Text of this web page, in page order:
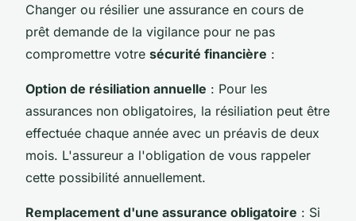
Changer ou résilier une assurance en cours de
prêt demande de la vigilance pour ne pas
compromettre votre sécurité financière :
Option de résiliation annuelle : Pour les
assurances non obligatoires, la résiliation peut être
effectuée chaque année avec un préavis de deux
mois. L'assureur a l'obligation de vous rappeler
cette possibilité annuellement.
Remplacement d'une assurance obligatoire : Si